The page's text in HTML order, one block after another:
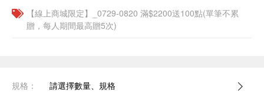
【線上商城限定】_0729-0820 滿$2200送100點(單筆不累
贈，每人期間最高贈5次)
規格： 請選擇數量、規格